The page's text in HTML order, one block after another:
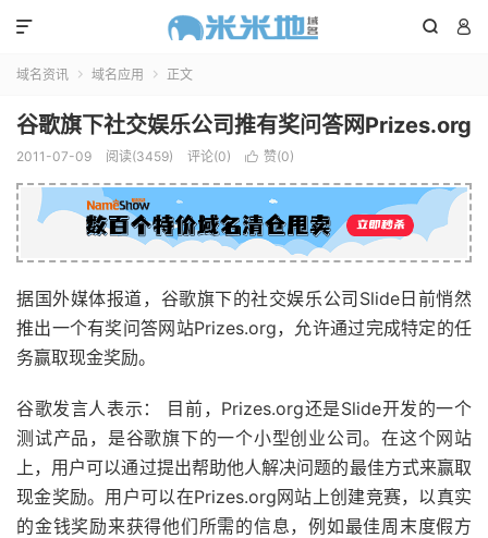
 

域名资讯  域名应用  正文
谷歌旗下社交娱乐公司推有奖问答网Prizes.org
2011-07-09 阅读(3459) 评论(0)  赞(0)
据国外媒体报道，谷歌旗下的社交娱乐公司Slide日前悄然
推出一个有奖问答网站Prizes.org，允许通过完成特定的任
务赢取现金奖励。
谷歌发言人表示： 目前，Prizes.org还是Slide开发的一个
测试产品，是谷歌旗下的一个小型创业公司。在这个网站
上，用户可以通过提出帮助他人解决问题的最佳方式来赢取
现金奖励。用户可以在Prizes.org网站上创建竞赛，以真实
的金钱奖励来获得他们所需的信息，例如最佳周末度假方